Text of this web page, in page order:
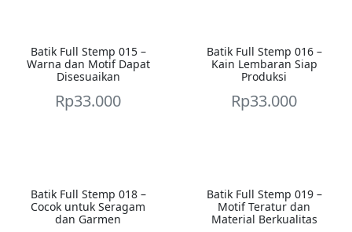
Batik Full Stemp 015 –
Warna dan Motif Dapat
Disesuaikan
Rp33.000
Batik Full Stemp 016 –
Kain Lembaran Siap
Produksi
Rp33.000
Batik Full Stemp 018 –
Cocok untuk Seragam
dan Garmen
Batik Full Stemp 019 –
Motif Teratur dan
Material Berkualitas